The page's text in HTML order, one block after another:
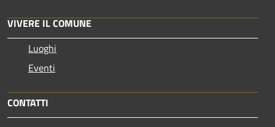
VIVERE IL COMUNE
Luoghi
Eventi
CONTATTI